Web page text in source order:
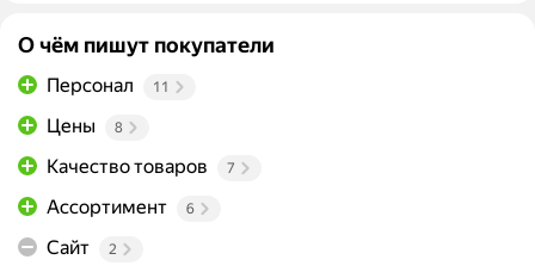
О чём пишут покупатели
Персонал 11
Цены 8
Качество товаров 7
Ассортимент 6
Сайт 2